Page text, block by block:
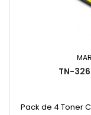
TN-326
Pack de 4 Toner